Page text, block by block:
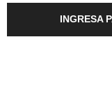
INGRESA